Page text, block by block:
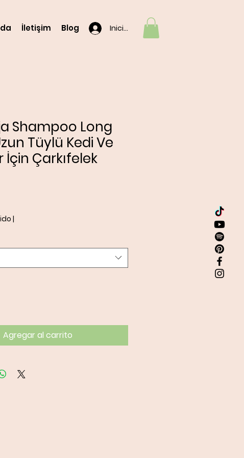
Iniciar sesión
İletişim Blog
Shampoo Long
Tüylü Kedi Ve
İçin Çarkıfelek
|
Agregar al carrito